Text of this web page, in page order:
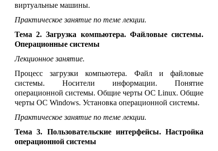
виртуальные машины.
Практическое занятие по теме лекции.
Тема 2. Загрузка компьютера. Файловые системы.
Операционные системы
Лекционное занятие.
Процесс загрузки компьютера. Файл и файловые
системы. Носители информации. Понятие
операционной системы. Общие черты ОС Linux. Общие
черты ОС Windows. Установка операционной системы.
Практическое занятие по теме лекции.
Тема 3. Пользовательские интерфейсы. Настройка
операционной системы